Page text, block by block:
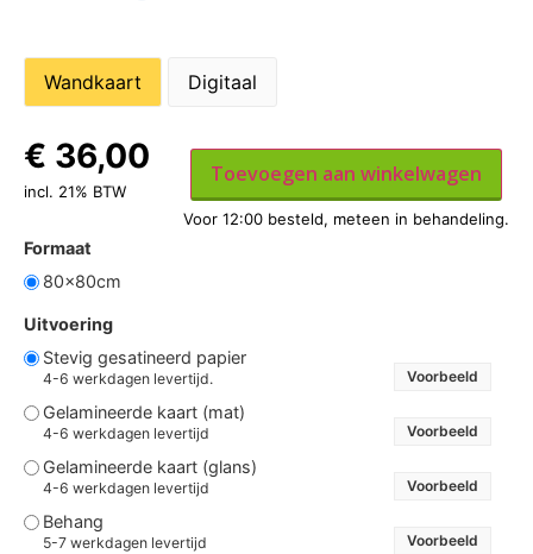
Wandkaart Digitaal
Formaat
80x80cm
Uitvoering
Stevig gesatineerd papier
4-6 werkdagen levertijd. Voorbeeld
Gelamineerde kaart (mat)
4-6 werkdagen levertijd Voorbeeld
Gelamineerde kaart (glans)
4-6 werkdagen levertijd Voorbeeld
Behang
5-7 werkdagen levertijd Voorbeeld
€ 36,00
incl. 21% BTW
Toevoegen aan winkelwagen